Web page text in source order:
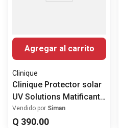
Agregar al carrito
Clinique
Clinique Protector solar
UV Solutions Matificante
SPF 50
Vendido por Siman
Q 390.00